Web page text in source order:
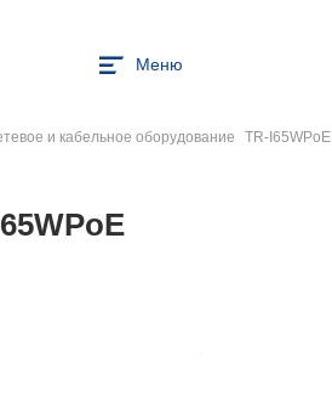
Меню
и кабельное оборудование TR-I65WPoE